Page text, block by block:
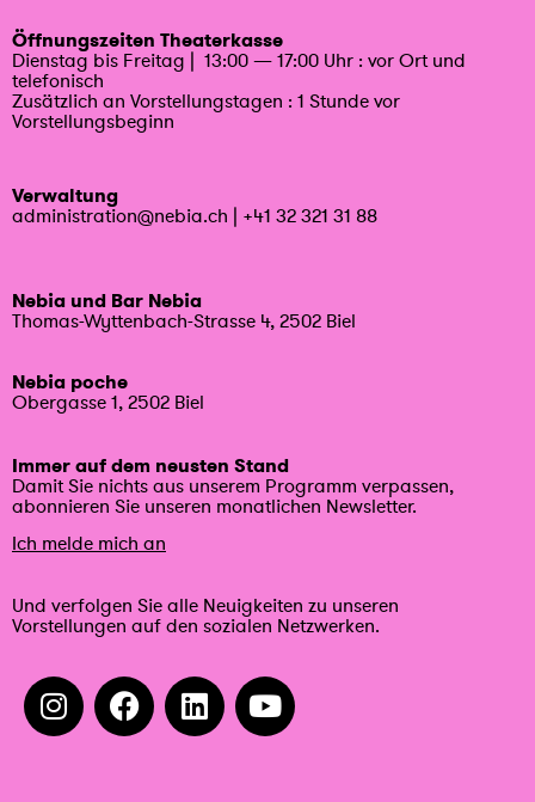
Öffnungszeiten Theaterkasse
Dienstag bis Freitag | 13:00 — 17:00 Uhr : vor Ort und
telefonisch
Zusätzlich an Vorstellungstagen : 1 Stunde vor
Vorstellungsbeginn
Verwaltung
administration@nebia.ch | +41 32 321 31 88
Nebia und Bar Nebia
Thomas-Wyttenbach-Strasse 4, 2502 Biel
Nebia poche
Obergasse 1, 2502 Biel
Immer auf dem neusten Stand
Damit Sie nichts aus unserem Programm verpassen,
abonnieren Sie unseren monatlichen Newsletter.
Ich melde mich an
Und verfolgen Sie alle Neuigkeiten zu unseren
Vorstellungen auf den sozialen Netzwerken.